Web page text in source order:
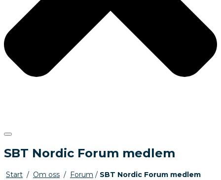
SBT Nordic Forum medlem
Start / Om oss / Forum / SBT Nordic Forum medlem